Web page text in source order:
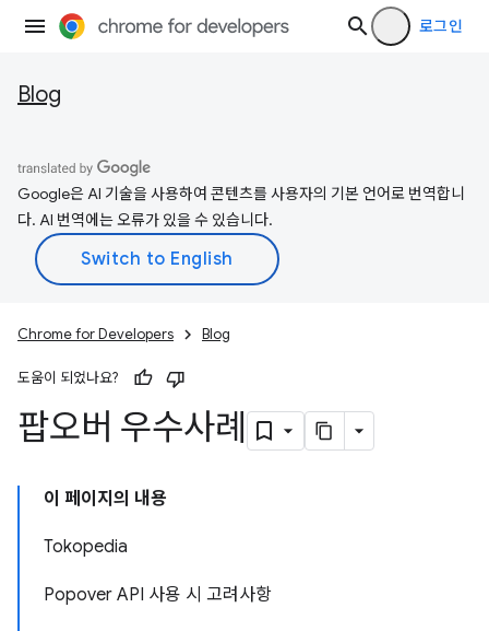
로그인
Blog
Google은 AI 기술을 사용하여 콘텐츠를 사용자의 기본 언어로 번역합니
다. AI 번역에는 오류가 있을 수 있습니다.
Chrome for Developers Blog
도움이 되었나요?
팝오버 우수사례
이 페이지의 내용
Tokopedia
Popover API 사용 시 고려사항